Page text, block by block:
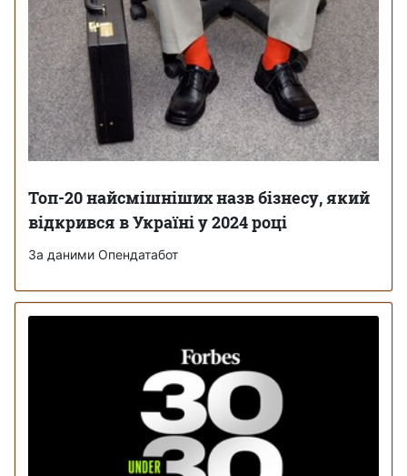
Топ-20 найсмішніших назв бізнесу, який
відкрився в Україні у 2024 році
За даними Опендатабот